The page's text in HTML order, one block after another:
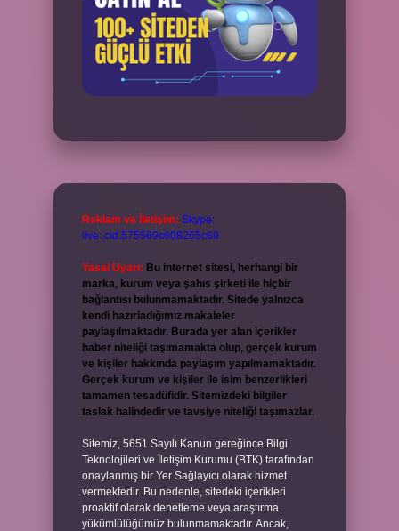
Reklam ve İletişim: Skype:
live:.cid.575569c608265c69
Yasal Uyarı: Bu internet sitesi, herhangi bir
marka, kurum veya şahıs şirketi ile hiçbir
bağlantısı bulunmamaktadır. Sitede yalnızca
kendi hazırladığımız makaleler
paylaşılmaktadır. Burada yer alan içerikler
haber niteliği taşımamakta olup, gerçek kurum
ve kişiler hakkında paylaşım yapılmamaktadır.
Gerçek kurum ve kişiler ile isim benzerlikleri
tamamen tesadüfidir. Sitemizdeki bilgiler
taslak halindedir ve tavsiye niteliği taşımazlar.
Sitemiz, 5651 Sayılı Kanun gereğince Bilgi
Teknolojileri ve İletişim Kurumu (BTK) tarafından
onaylanmış bir Yer Sağlayıcı olarak hizmet
vermektedir. Bu nedenle, sitedeki içerikleri
proaktif olarak denetleme veya araştırma
yükümlülüğümüz bulunmamaktadır. Ancak,